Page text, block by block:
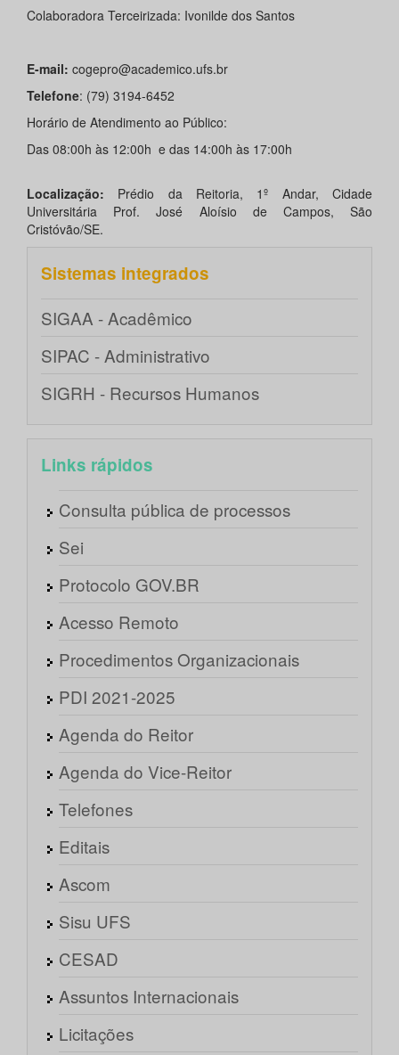
Colaboradora Terceirizada: Ivonilde dos Santos
E-mail: cogepro@academico.ufs.br
Telefone: (79) 3194-6452
Horário de Atendimento ao Público:
Das 08:00h às 12:00h e das 14:00h às 17:00h
Localização: Prédio da Reitoria, 1º Andar, Cidade
Universitária Prof. José Aloísio de Campos, São
Cristóvão/SE.
Sistemas integrados
SIGAA - Acadêmico
SIPAC - Administrativo
SIGRH - Recursos Humanos
Links rápidos
Consulta pública de processos
Sei
Protocolo GOV.BR
Acesso Remoto
Procedimentos Organizacionais
PDI 2021-2025
Agenda do Reitor
Agenda do Vice-Reitor
Telefones
Editais
Ascom
Sisu UFS
CESAD
Assuntos Internacionais
Licitações